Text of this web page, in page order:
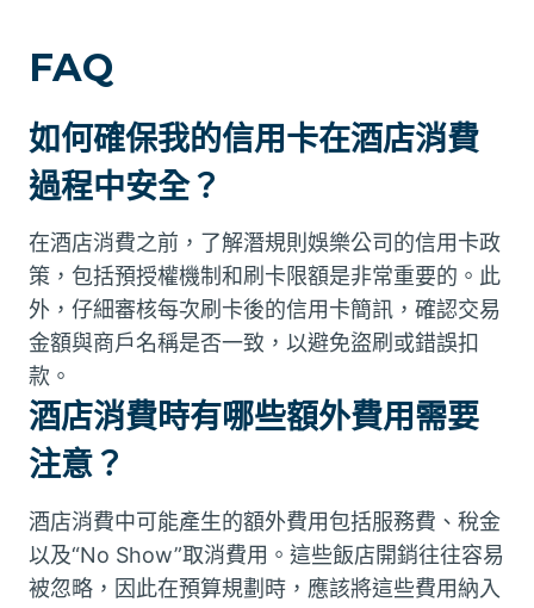
FAQ
如何確保我的信用卡在酒店消費
過程中安全？
在酒店消費之前，了解潛規則娛樂公司的信用卡政
策，包括預授權機制和刷卡限額是非常重要的。此
外，仔細審核每次刷卡後的信用卡簡訊，確認交易
金額與商戶名稱是否一致，以避免盜刷或錯誤扣
款。
酒店消費時有哪些額外費用需要
注意？
酒店消費中可能產生的額外費用包括服務費、稅金
以及“No Show”取消費用。這些飯店開銷往往容易
被忽略，因此在預算規劃時，應該將這些費用納入